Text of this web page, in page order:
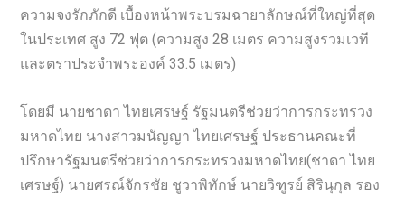
ความจงรักภักดี เบื้องหน้าพระบรมฉายาลักษณ์ที่ใหญ่ที่สุด
ในประเทศ สูง 72 ฟุต (ความสูง 28 เมตร ความสูงรวมเวที
และตราประจำพระองค์ 33.5 เมตร)
โดยมี นายชาดา ไทยเศรษฐ์ รัฐมนตรีช่วยว่าการกระทรวง
มหาดไทย นางสาวมนัญญา ไทยเศรษฐ์ ประธานคณะที่
ปรึกษารัฐมนตรีช่วยว่าการกระทรวงมหาดไทย(ชาดา ไทย
เศรษฐ์) นายศรณ์จักรชัย ชูวาพิทักษ์ นายวิฑูรย์ สิรินุกุล รอง